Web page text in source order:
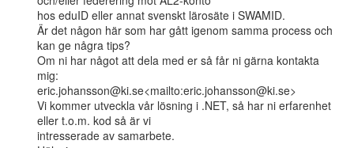
hos eduID eller annat svenskt lärosäte i SWAMID.
Är det någon här som har gått igenom samma process och
kan ge några tips?
Om ni har något att dela med er så får ni gärna kontakta
mig:
eric.johansson@ki.se<mailto:eric.johansson@ki.se>
Vi kommer utveckla vår lösning i .NET, så har ni erfarenhet
eller t.o.m. kod så är vi
intresserade av samarbete.